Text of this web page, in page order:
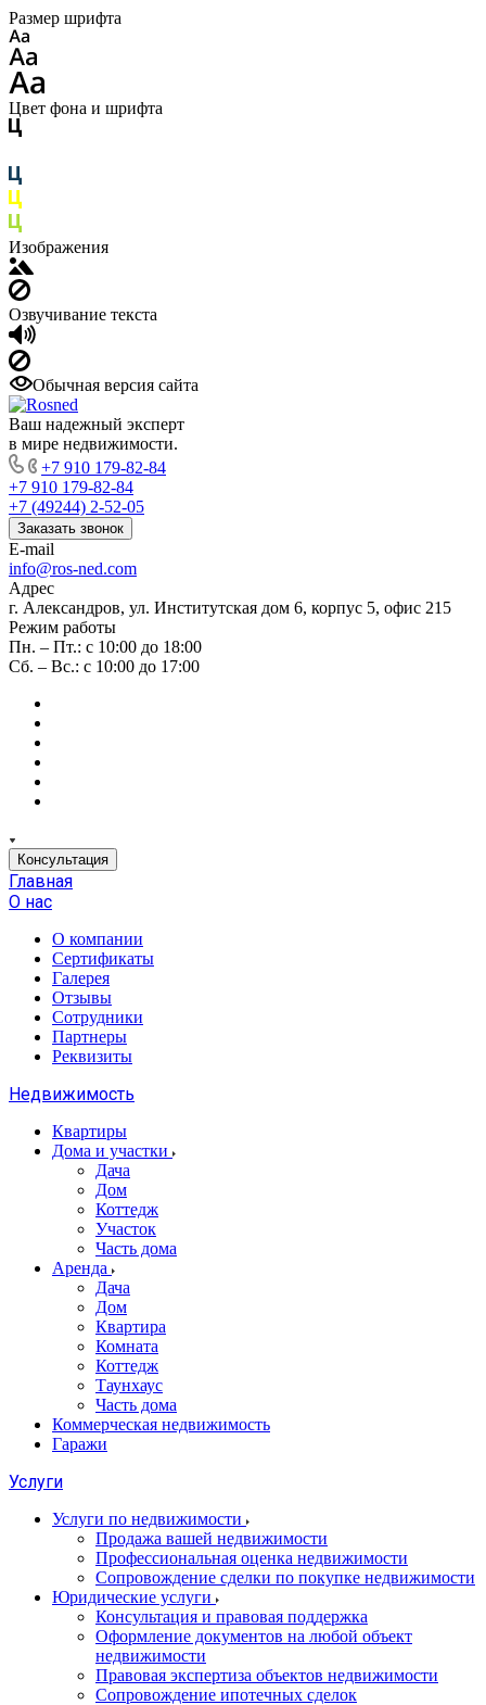
Размер шрифта
Цвет фона и шрифта
Изображения
Озвучивание текста
Обычная версия сайта
Ваш надежный эксперт
в мире недвижимости.
+7 910 179-82-84
+7 910 179-82-84
+7 (49244) 2-52-05
Заказать звонок
E-mail
info@ros-ned.com
Адрес
г. Александров, ул. Институтская дом 6, корпус 5, офис 215
Режим работы
Пн. – Пт.: с 10:00 до 18:00
Сб. – Вс.: с 10:00 до 17:00
Консультация
Главная
О нас
О компании
Сертификаты
Галерея
Отзывы
Сотрудники
Партнеры
Реквизиты
Недвижимость
Квартиры
Дома и участки
Дача
Дом
Коттедж
Участок
Часть дома
Аренда
Дача
Дом
Квартира
Комната
Коттедж
Таунхаус
Часть дома
Коммерческая недвижимость
Гаражи
Услуги
Услуги по недвижимости
Продажа вашей недвижимости
Профессиональная оценка недвижимости
Сопровождение сделки по покупке недвижимости
Юридические услуги
Консультация и правовая поддержка
Оформление документов на любой объект
недвижимости
Правовая экспертиза объектов недвижимости
Сопровождение ипотечных сделок